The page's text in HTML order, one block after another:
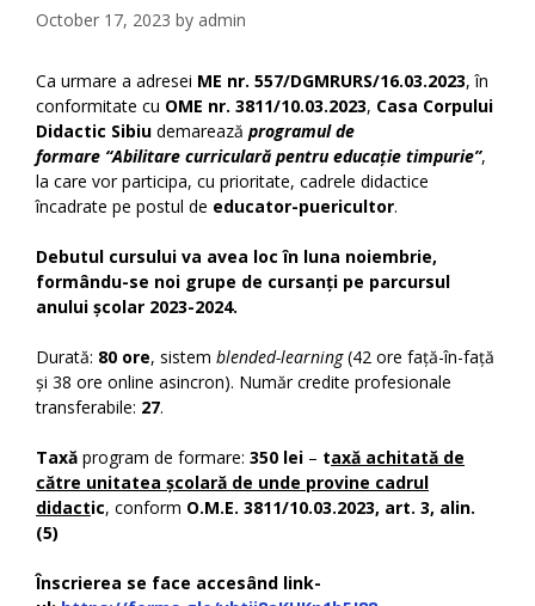
October 17, 2023 by admin
Ca urmare a adresei ME nr. 557/DGMRURS/16.03.2023, în
conformitate cu OME nr. 3811/10.03.2023, Casa Corpului
Didactic Sibiu demarează programul de
formare “Abilitare curriculară pentru educație timpurie”,
la care vor participa, cu prioritate, cadrele didactice
încadrate pe postul de educator-puericultor.
Debutul cursului va avea loc în luna noiembrie,
formându-se noi grupe de cursanți pe parcursul
anului școlar 2023-2024.
Durată: 80 ore, sistem blended-learning(42 ore față-în-față
și 38 ore online asincron). Număr credite profesionale
transferabile: 27.
Taxă program de formare: 350 lei – taxă achitată de
către unitatea școlară de unde provine cadrul
didactic, conform O.M.E. 3811/10.03.2023, art. 3, alin.
(5)
Înscrierea se face accesând link-